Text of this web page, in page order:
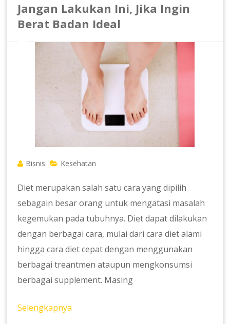
Jangan Lakukan Ini, Jika Ingin
Berat Badan Ideal
Bisnis Kesehatan
Diet merupakan salah satu cara yang dipilih
sebagain besar orang untuk mengatasi masalah
kegemukan pada tubuhnya. Diet dapat dilakukan
dengan berbagai cara, mulai dari cara diet alami
hingga cara diet cepat dengan menggunakan
berbagai treantmen ataupun mengkonsumsi
berbagai supplement. Masing
Selengkapnya